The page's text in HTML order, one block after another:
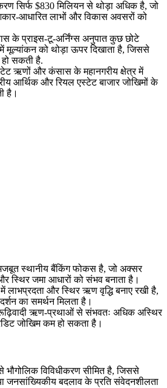
सिर्फ $830 मिलियन से थोड़ा अधिक है, जो
आधारित लाभों और विकास अवसरों को
के प्राइस-टू-अर्निंग्स अनुपात कुछ छोटे
मूल्यांकन को थोड़ा ऊपर दिखाता है, जिससे
हो सकती है.
ऋणों और कंसास के महानगरीय क्षेत्र में
आर्थिक और रियल एस्टेट बाजार जोखिमों के
है।
स्थानीय बैंकिंग फोकस है, जो अक्सर
स्थिर जमा आधारों को संभव बनाता है।
और स्थिर ऋण वृद्धि बनाए रखी है,
का समर्थन मिलता है।
ऋण-प्रथाओं से संभवतः अधिक अस्थिर
जोखिम कम हो सकता है।
भौगोलिक विविधीकरण सीमित है, जिससे
जनसांख्यिकीय बदलाव के प्रति संवेदनशीलता